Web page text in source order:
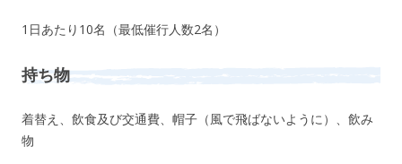
1日あたり10名（最低催行人数2名）
持ち物
着替え、飲食及び交通費、帽子（風で飛ばないように）、飲み
物